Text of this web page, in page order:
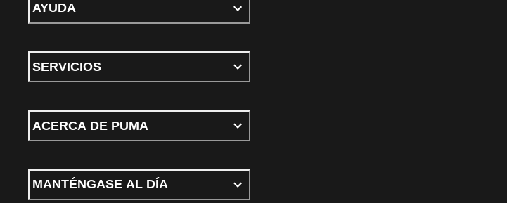
AYUDA
SERVICIOS
ACERCA DE PUMA
MANTÉNGASE AL DÍA